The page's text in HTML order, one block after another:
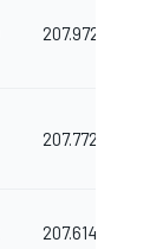
207.972
207.772
207.614